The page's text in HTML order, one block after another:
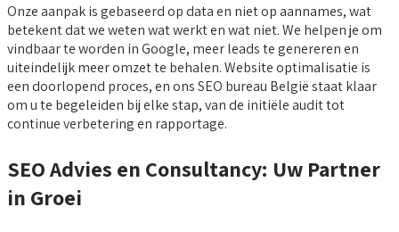
Onze aanpak is gebaseerd op data en niet op aannames, wat
betekent dat we weten wat werkt en wat niet. We helpen je om
vindbaar te worden in Google, meer leads te genereren en
uiteindelijk meer omzet te behalen. Website optimalisatie is
een doorlopend proces, en ons SEO bureau België staat klaar
om u te begeleiden bij elke stap, van de initiële audit tot
continue verbetering en rapportage.
SEO Advies en Consultancy: Uw Partner
in Groei